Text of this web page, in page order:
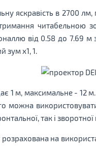
яскравість в 2700
читабельною
від 0.58 до 7.69 м
зум х1, 1.
1 м, максимальне - 12
так і зворотної
на